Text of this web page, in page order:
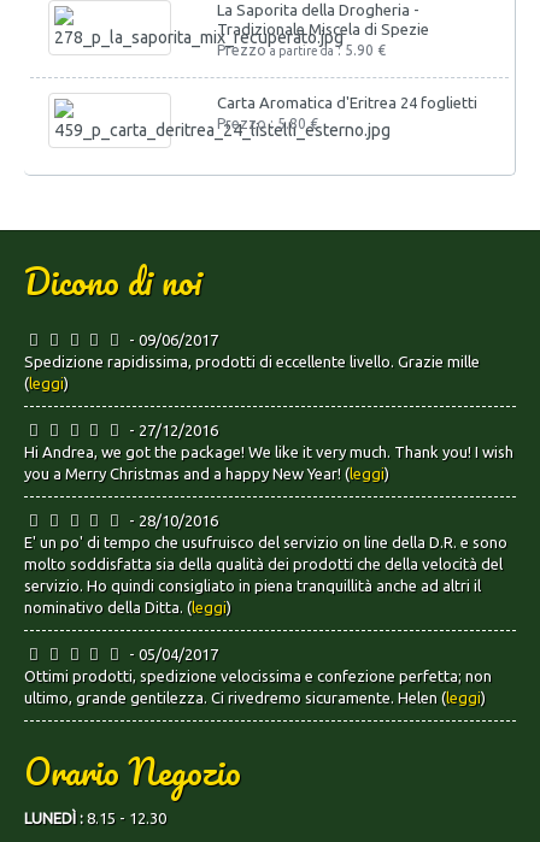
La Saporita della Drogheria -
Tradizionale Miscela di Spezie
Prezzoa partire da: 5.90 €
Carta Aromatica d'Eritrea 24 foglietti
Prezzo : 5.80 €
Dicono di noi
- 09/06/2017
Spedizione rapidissima, prodotti di eccellente livello. Grazie mille
(leggi)
- 27/12/2016
Hi Andrea, we got the package! We like it very much. Thank you! I wish
you a Merry Christmas and a happy New Year! (leggi)
- 28/10/2016
E' un po' di tempo che usufruisco del servizio on line della D.R. e sono
molto soddisfatta sia della qualità dei prodotti che della velocità del
servizio. Ho quindi consigliato in piena tranquillità anche ad altri il
nominativo della Ditta. (leggi)
- 05/04/2017
Ottimi prodotti, spedizione velocissima e confezione perfetta; non
ultimo, grande gentilezza. Ci rivedremo sicuramente. Helen (leggi)
Orario Negozio
LUNEDÌ :8.15 - 12.30